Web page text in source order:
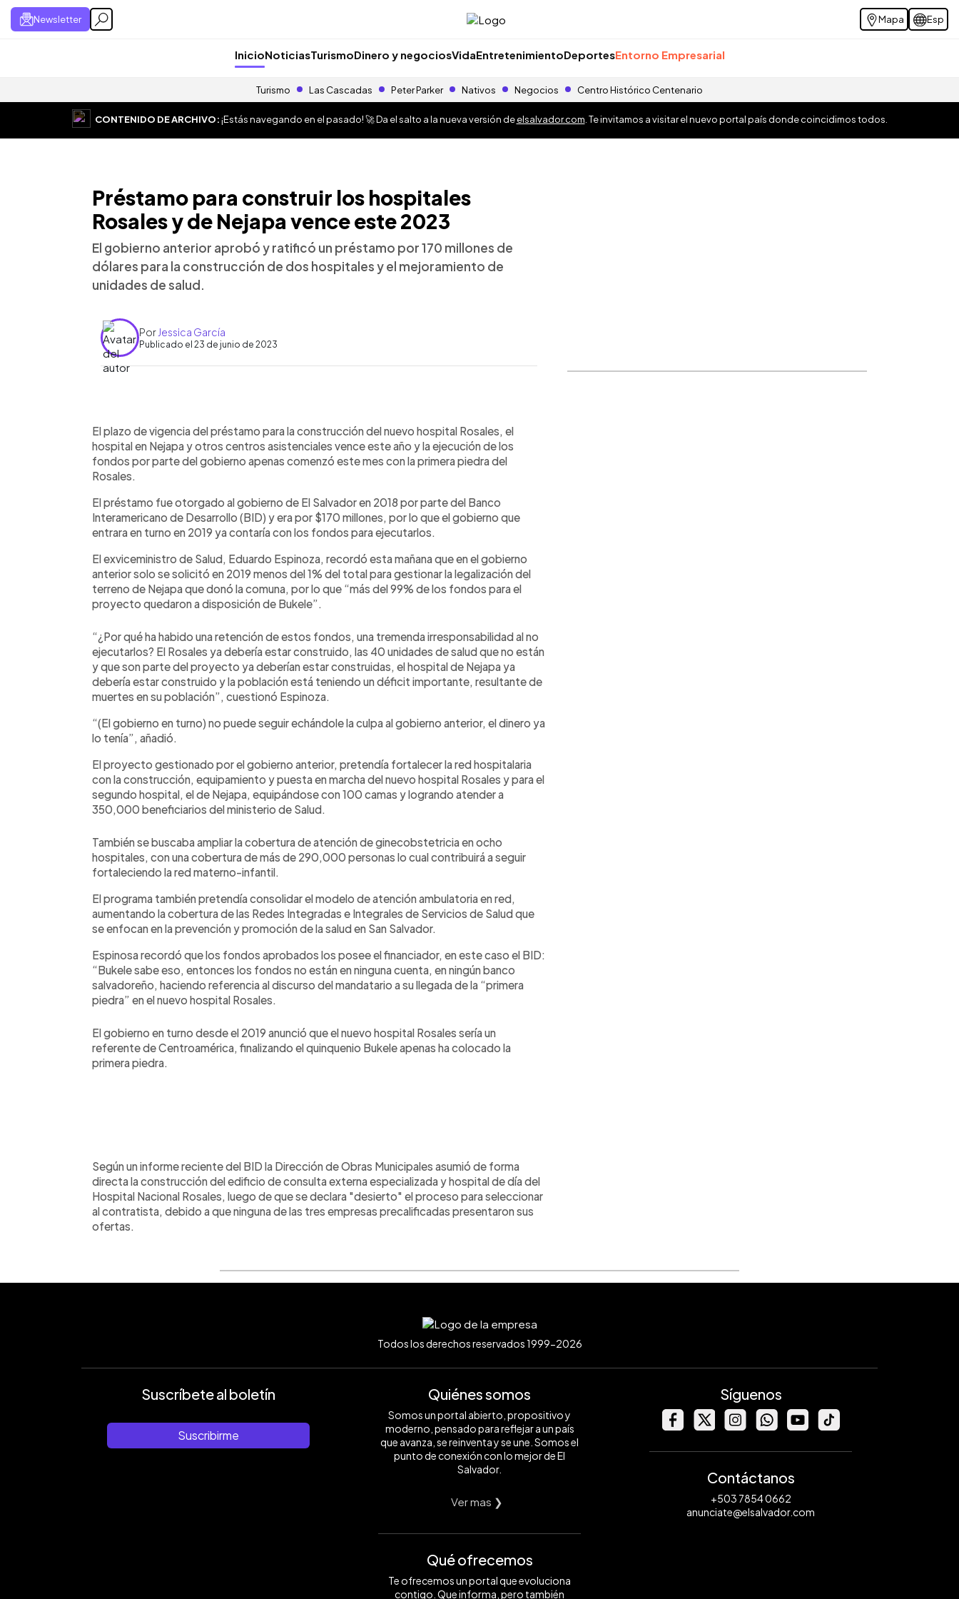
Newsletter Mapa Esp
InicioNoticiasTurismoDinero y negociosVidaEntretenimientoDeportesEntorno Empresarial
Turismo Las Cascadas Peter Parker Nativos Negocios Centro Histórico Centenario
CONTENIDO DE ARCHIVO:¡Estás navegando en el pasado! 🚀 Da el salto a la nueva versión deelsalvador.com . Te invitamos a visitar el nuevo portal país donde coincidimos todos.
Préstamo para construir los hospitales
Rosales y de Nejapa vence este 2023
El gobierno anterior aprobó y ratificó un préstamo por 170 millones de
dólares para la construcción de dos hospitales y el mejoramiento de
unidades de salud.
Por Jessica García
Publicado el 23 de junio de 2023
► Escuchar artículo
El plazo de vigencia del préstamo para la construcción del nuevo hospital Rosales, el
hospital en Nejapa y otros centros asistenciales vence este año y la ejecución de los
fondos por parte del gobierno apenas comenzó este mes con la primera piedra del
Rosales.
El préstamo fue otorgado al gobierno de El Salvador en 2018 por parte del Banco
Interamericano de Desarrollo (BID) y era por $170 millones, por lo que el gobierno que
entrara en turno en 2019 ya contaría con los fondos para ejecutarlos.
El exviceministro de Salud, Eduardo Espinoza, recordó esta mañana que en el gobierno
anterior solo se solicitó en 2019 menos del 1% del total para gestionar la legalización del
terreno de Nejapa que donó la comuna, por lo que “más del 99% de los fondos para el
proyecto quedaron a disposición de Bukele”.
“¿Por qué ha habido una retención de estos fondos, una tremenda irresponsabilidad al no
ejecutarlos? El Rosales ya debería estar construido, las 40 unidades de salud que no están
y que son parte del proyecto ya deberían estar construidas, el hospital de Nejapa ya
debería estar construido y la población está teniendo un déficit importante, resultante de
muertes en su población”, cuestionó Espinoza.
“(El gobierno en turno) no puede seguir echándole la culpa al gobierno anterior, el dinero ya
lo tenía”, añadió.
El proyecto gestionado por el gobierno anterior, pretendía fortalecer la red hospitalaria
con la construcción, equipamiento y puesta en marcha del nuevo hospital Rosales y para el
segundo hospital, el de Nejapa, equipándose con 100 camas y logrando atender a
350,000 beneficiarios del ministerio de Salud.
También se buscaba ampliar la cobertura de atención de ginecobstetricia en ocho
hospitales, con una cobertura de más de 290,000 personas lo cual contribuirá a seguir
fortaleciendo la red materno-infantil.
El programa también pretendía consolidar el modelo de atención ambulatoria en red,
aumentando la cobertura de las Redes Integradas e Integrales de Servicios de Salud que
se enfocan en la prevención y promoción de la salud en San Salvador.
Espinosa recordó que los fondos aprobados los posee el financiador, en este caso el BID:
“Bukele sabe eso, entonces los fondos no están en ninguna cuenta, en ningún banco
salvadoreño, haciendo referencia al discurso del mandatario a su llegada de la “primera
piedra” en el nuevo hospital Rosales.
El gobierno en turno desde el 2019 anunció que el nuevo hospital Rosales sería un
referente de Centroamérica, finalizando el quinquenio Bukele apenas ha colocado la
primera piedra.
Según un informe reciente del BID la Dirección de Obras Municipales asumió de forma
directa la construcción del edificio de consulta externa especializada y hospital de día del
Hospital Nacional Rosales, luego de que se declara "desierto" el proceso para seleccionar
al contratista, debido a que ninguna de las tres empresas precalificadas presentaron sus
ofertas.
Todos los derechos reservados 1999-2026
Suscríbete al boletín
Suscribirme
Quiénes somos
Somos un portal abierto, propositivo y
moderno, pensado para reflejar a un país
que avanza, se reinventa y se une. Somos el
punto de conexión con lo mejor de El
Salvador.
Ver mas ❯
Qué ofrecemos
Te ofrecemos un portal que evoluciona
contigo. Que informa, pero también
Síguenos
Contáctanos
+503 7854 0662
anunciate@elsalvador.com